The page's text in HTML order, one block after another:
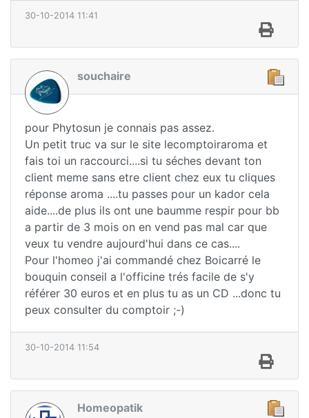
30-10-2014 11:41
souchaire
pour Phytosun je connais pas assez.
Un petit truc va sur le site lecomptoiraroma et
fais toi un raccourci....si tu séches devant ton
client meme sans etre client chez eux tu cliques
réponse aroma ....tu passes pour un kador cela
aide....de plus ils ont une baumme respir pour bb
a partir de 3 mois on en vend pas mal car que
veux tu vendre aujourd'hui dans ce cas....
Pour l'homeo j'ai commandé chez Boicarré le
bouquin conseil a l'officine trés facile de s'y
référer 30 euros et en plus tu as un CD ...donc tu
peux consulter du comptoir ;-)
30-10-2014 11:54
Homeopatik